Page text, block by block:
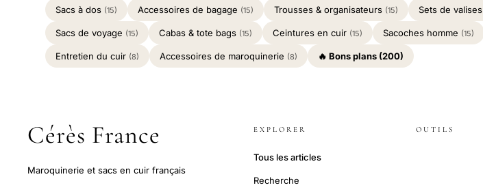
Sacs à dos (15) Accessoires de bagage (15) Trousses & organisateurs (15) Sets de valises
Sacs de voyage (15) Cabas & tote bags (15) Ceintures en cuir (15) Sacoches homme (15)
Entretien du cuir (8) Accessoires de maroquinerie (8) 🔥 Bons plans (200)
Cérès France
Maroquinerie et sacs en cuir français
EXPLORER
Tous les articles
Recherche
OUTILS